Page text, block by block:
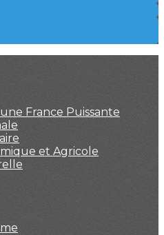
France Puissante
et Agricole